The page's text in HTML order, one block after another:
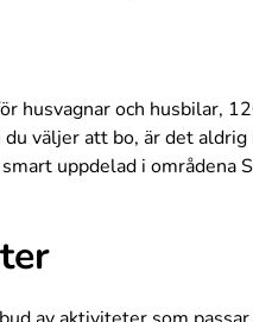
husvagnar och husbilar,
väljer att bo, är det
uppdelad i områdena